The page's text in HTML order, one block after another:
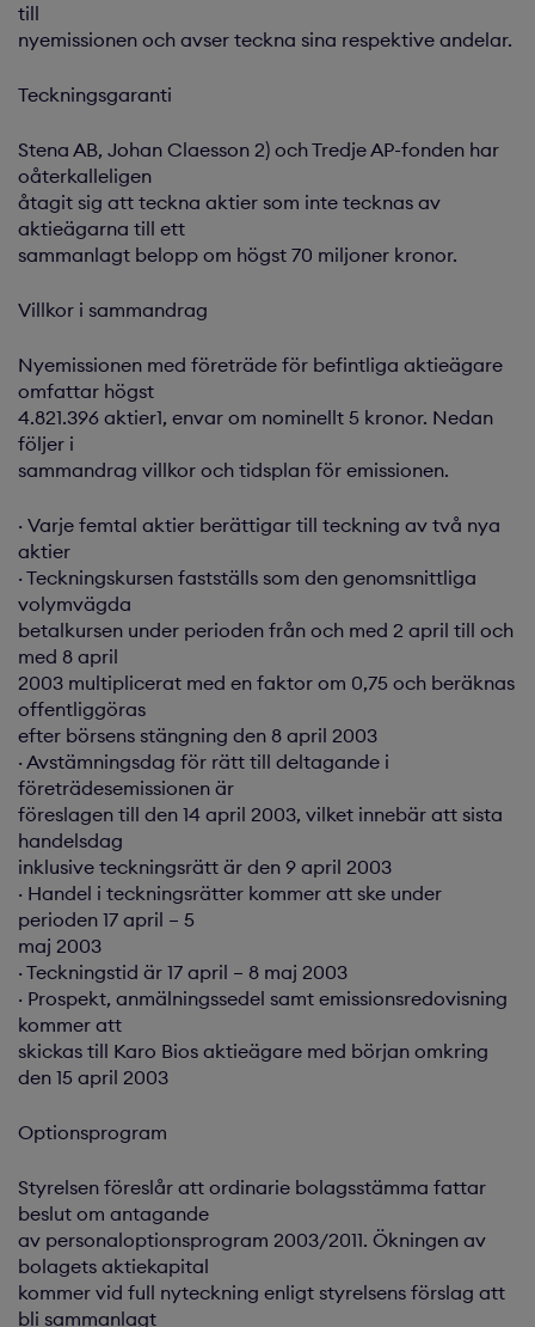
till
nyemissionen och avser teckna sina respektive andelar.
Teckningsgaranti
Stena AB, Johan Claesson 2) och Tredje AP-fonden har
oåterkalleligen
åtagit sig att teckna aktier som inte tecknas av
aktieägarna till ett
sammanlagt belopp om högst 70 miljoner kronor.
Villkor i sammandrag
Nyemissionen med företräde för befintliga aktieägare
omfattar högst
4.821.396 aktier1, envar om nominellt 5 kronor. Nedan
följer i
sammandrag villkor och tidsplan för emissionen.
· Varje femtal aktier berättigar till teckning av två nya
aktier
· Teckningskursen fastställs som den genomsnittliga
volymvägda
betalkursen under perioden från och med 2 april till och
med 8 april
2003 multiplicerat med en faktor om 0,75 och beräknas
offentliggöras
efter börsens stängning den 8 april 2003
· Avstämningsdag för rätt till deltagande i
företrädesemissionen är
föreslagen till den 14 april 2003, vilket innebär att sista
handelsdag
inklusive teckningsrätt är den 9 april 2003
· Handel i teckningsrätter kommer att ske under
perioden 17 april – 5
maj 2003
· Teckningstid är 17 april – 8 maj 2003
· Prospekt, anmälningssedel samt emissionsredovisning
kommer att
skickas till Karo Bios aktieägare med början omkring
den 15 april 2003
Optionsprogram
Styrelsen föreslår att ordinarie bolagsstämma fattar
beslut om antagande
av personaloptionsprogram 2003/2011. Ökningen av
bolagets aktiekapital
kommer vid full nyteckning enligt styrelsens förslag att
bli sammanlagt